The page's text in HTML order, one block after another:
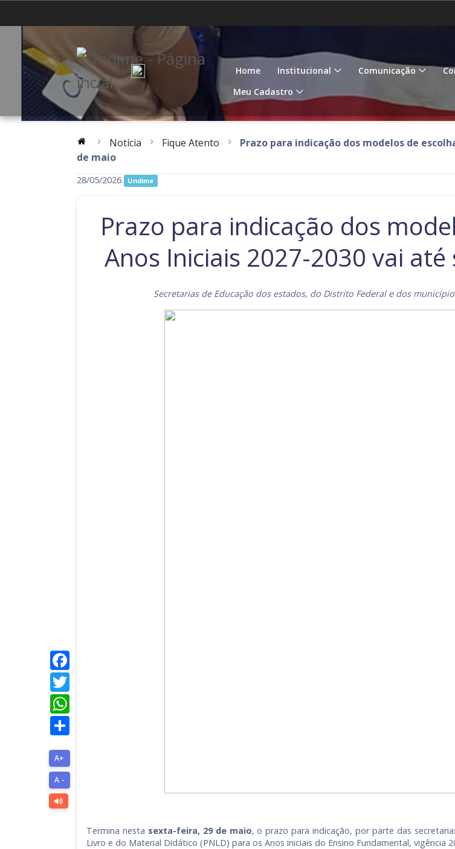
Distrito Federal Espírito Santo Goiás
Mato Grosso
Rio de Janeiro Rio Grande do Norte Roraima
Santa Catarina São Paulo Tocantins
Home Institucional Comunicação
Meu Cadastro
Notícia Fique Atento
Prazo para indicação dos modelos de
de maio
28/05/2026 Undime
Prazo para indicação dos
Anos Iniciais 2027-2030 vai
Secretarias de Educação dos estados, do Distrito Federal e dos
Termina nesta sexta-feira, 29 de maio, o prazo para indicação, por parte das
Livro e do Material Didático (PNLD) para os Anos iniciais do Ensino Fundamental, vigência
A+
A -